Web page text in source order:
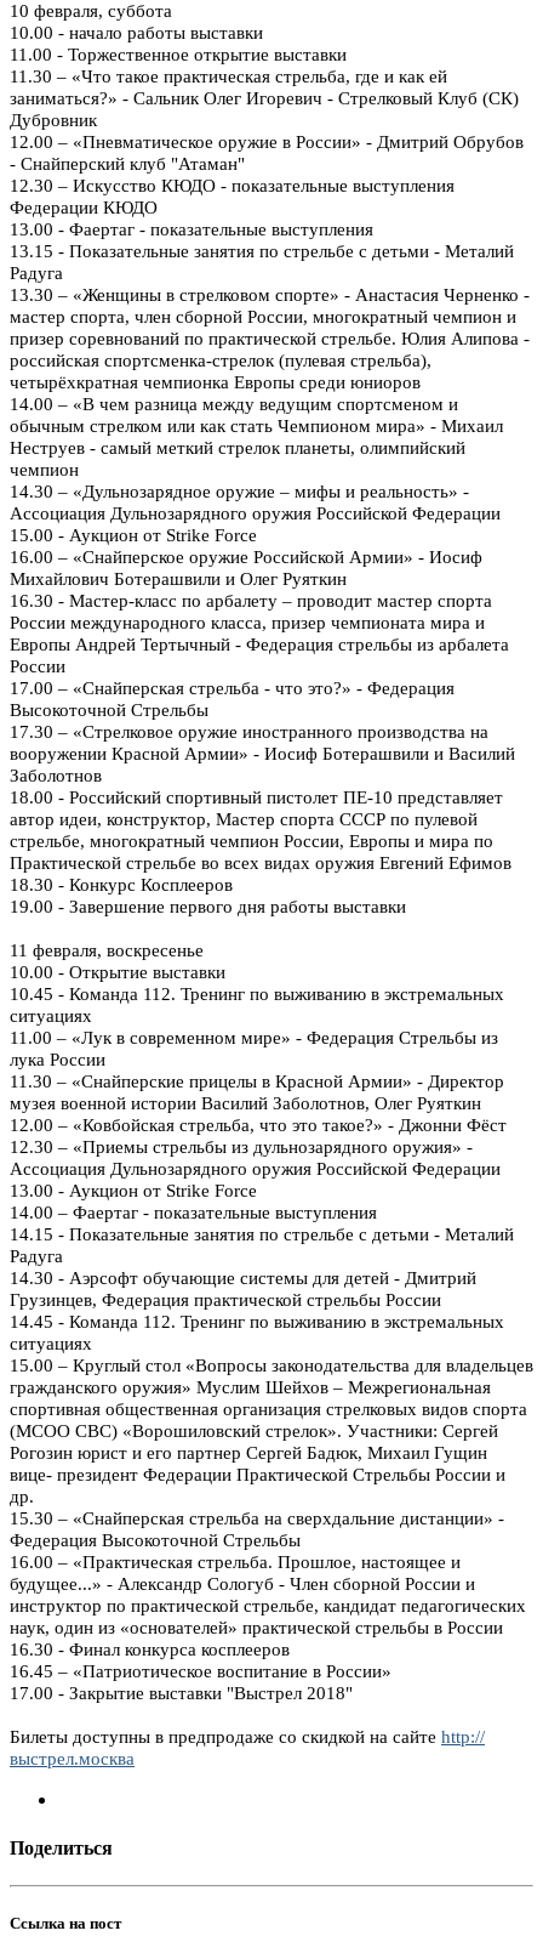
10 февраля, суббота
10.00 - начало работы выставки
11.00 - Торжественное открытие выставки
11.30 – «Что такое практическая стрельба, где и как ей
заниматься?» - Сальник Олег Игоревич - Стрелковый Клуб (СК)
Дубровник
12.00 – «Пневматическое оружие в России» - Дмитрий Обрубов
- Снайперский клуб "Атаман"
12.30 – Искусство КЮДО - показательные выступления
Федерации КЮДО
13.00 - Фаертаг - показательные выступления
13.15 - Показательные занятия по стрельбе с детьми - Металий
Радуга
13.30 – «Женщины в стрелковом спорте» - Анастасия Черненко -
мастер спорта, член сборной России, многократный чемпион и
призер соревнований по практической стрельбе. Юлия Алипова -
российская спортсменка-стрелок (пулевая стрельба),
четырёхкратная чемпионка Европы среди юниоров
14.00 – «В чем разница между ведущим спортсменом и
обычным стрелком или как стать Чемпионом мира» - Михаил
Неструев - самый меткий стрелок планеты, олимпийский
чемпион
14.30 – «Дульнозарядное оружие – мифы и реальность» -
Ассоциация Дульнозарядного оружия Российской Федерации
15.00 - Аукцион от Strike Force
16.00 – «Снайперское оружие Российской Армии» - Иосиф
Михайлович Ботерашвили и Олег Руяткин
16.30 - Мастер-класс по арбалету – проводит мастер спорта
России международного класса, призер чемпионата мира и
Европы Андрей Тертычный - Федерация стрельбы из арбалета
России
17.00 – «Снайперская стрельба - что это?» - Федерация
Высокоточной Стрельбы
17.30 – «Стрелковое оружие иностранного производства на
вооружении Красной Армии» - Иосиф Ботерашвили и Василий
Заболотнов
18.00 - Российский спортивный пистолет ПЕ-10 представляет
автор идеи, конструктор, Мастер спорта СССР по пулевой
стрельбе, многократный чемпион России, Европы и мира по
Практической стрельбе во всех видах оружия Евгений Ефимов
18.30 - Конкурс Косплееров
19.00 - Завершение первого дня работы выставки
11 февраля, воскресенье
10.00 - Открытие выставки
10.45 - Команда 112. Тренинг по выживанию в экстремальных
ситуациях
11.00 – «Лук в современном мире» - Федерация Стрельбы из
лука России
11.30 – «Снайперские прицелы в Красной Армии» - Директор
музея военной истории Василий Заболотнов, Олег Руяткин
12.00 – «Ковбойская стрельба, что это такое?» - Джонни Фёст
12.30 – «Приемы стрельбы из дульнозарядного оружия» -
Ассоциация Дульнозарядного оружия Российской Федерации
13.00 - Аукцион от Strike Force
14.00 – Фаертаг - показательные выступления
14.15 - Показательные занятия по стрельбе с детьми - Металий
Радуга
14.30 - Аэрсофт обучающие системы для детей - Дмитрий
Грузинцев, Федерация практической стрельбы России
14.45 - Команда 112. Тренинг по выживанию в экстремальных
ситуациях
15.00 – Круглый стол «Вопросы законодательства для владельцев
гражданского оружия» Муслим Шейхов – Межрегиональная
спортивная общественная организация стрелковых видов спорта
(МСОО СВС) «Ворошиловский стрелок». Участники: Сергей
Рогозин юрист и его партнер Сергей Бадюк, Михаил Гущин
вице- президент Федерации Практической Стрельбы России и
др.
15.30 – «Снайперская стрельба на сверхдальние дистанции» -
Федерация Высокоточной Стрельбы
16.00 – «Практическая стрельба. Прошлое, настоящее и
будущее...» - Александр Сологуб - Член сборной России и
инструктор по практической стрельбе, кандидат педагогических
наук, один из «основателей» практической стрельбы в России
16.30 - Финал конкурса косплееров
16.45 – «Патриотическое воспитание в России»
17.00 - Закрытие выставки "Выстрел 2018"
Билеты доступны в предпродаже со скидкой на сайте http://
выстрел.москва
Поделиться
Ссылка на пост